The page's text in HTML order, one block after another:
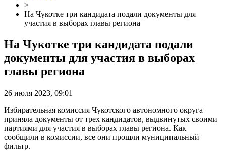
>
На Чукотке три кандидата подали документы для
участия в выборах главы региона
На Чукотке три кандидата подали
документы для участия в выборах
главы региона
26 июля 2023, 09:01
Избирательная комиссия Чукотского автономного округа
приняла документы от трех кандидатов, выдвинутых своими
партиями для участия в выборах главы региона. Как
сообщили в комиссии, все они прошли муниципальный
фильтр.